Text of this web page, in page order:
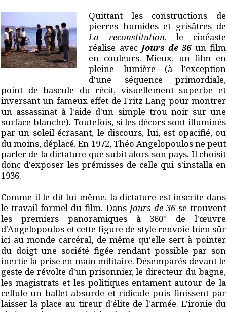
Quittant les constructions de
pierres humides et grisâtres de
La reconstitution, le cinéaste
réalise avec Jours de 36un film
en couleurs. Mieux, un film en
pleine lumière (à l'exception
d'une séquence primordiale,
point de bascule du récit, visuellement superbe et
inversant un fameux effet de Fritz Lang pour montrer
un assassinat à l'aide d'un simple trou noir sur une
surface blanche). Toutefois, si les décors sont illuminés
par un soleil écrasant, le discours, lui, est opacifié, ou
du moins, déplacé. En 1972, Théo Angelopoulos ne peut
parler de la dictature que subit alors son pays. Il choisit
donc d'exposer les prémisses de celle qui s'installa en
1936.
Comme il le dit lui-même, la dictature est inscrite dans
le travail formel du film. Dans Jours de 36se trouvent
les premiers panoramiques à 360° de l'œuvre
d'Angelopoulos et cette figure de style renvoie bien sûr
ici au monde carcéral, de même qu'elle sert à pointer
du doigt une société figée rendant possible par son
inertie la prise en main militaire. Désemparés devant le
geste de révolte d'un prisonnier, le directeur du bagne,
les magistrats et les politiques entament autour de la
cellule un ballet absurde et ridicule puis finissent par
laisser la place au tireur d'élite de l'armée. L'ironie du